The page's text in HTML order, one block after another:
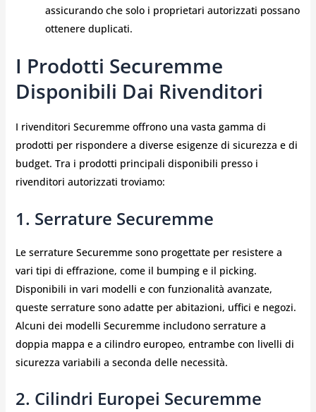
assicurando che solo i proprietari autorizzati possano
ottenere duplicati.
I Prodotti Securemme
Disponibili Dai Rivenditori
I rivenditori Securemme offrono una vasta gamma di
prodotti per rispondere a diverse esigenze di sicurezza e di
budget. Tra i prodotti principali disponibili presso i
rivenditori autorizzati troviamo:
1. Serrature Securemme
Le serrature Securemme sono progettate per resistere a
vari tipi di effrazione, come il bumping e il picking.
Disponibili in vari modelli e con funzionalità avanzate,
queste serrature sono adatte per abitazioni, uffici e negozi.
Alcuni dei modelli Securemme includono serrature a
doppia mappa e a cilindro europeo, entrambe con livelli di
sicurezza variabili a seconda delle necessità.
2. Cilindri Europei Securemme